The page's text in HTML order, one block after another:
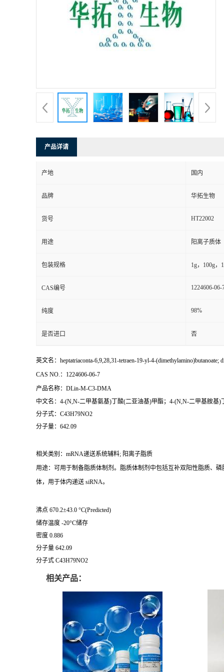
产品详请
产地 国内
品牌 华拓生物
货号 HT22002
用途 阳离子质体
包装规格 1g，100g，
CAS编号 1224606-06-
纯度 98%
是否进口 否
英文名：heptatriaconta-6,9,28,31-tetraen-19-yl-4-(dimethylamino)butanoate;
CAS NO.：1224606-06-7
产品名称：DLin-M-C3-DMA
中文名：4-(N,N-二甲基氨基)丁酸(二亚油基)甲酯；4-(N,N-二甲基胺基)
分子式：C43H79NO2
分子量：642.09
相关类别：mRNA递送系统辅料; 阳离子脂质
用途：可用于制备脂质体制剂。脂质体制剂中包括互补双阳性脂质、
体，用于体内递送 siRNA。
沸点 670.2±43.0 °C(Predicted)
储存温度 -20°C储存
密度 0.886
分子量 642.09
分子式 C43H79NO2
相关产品：